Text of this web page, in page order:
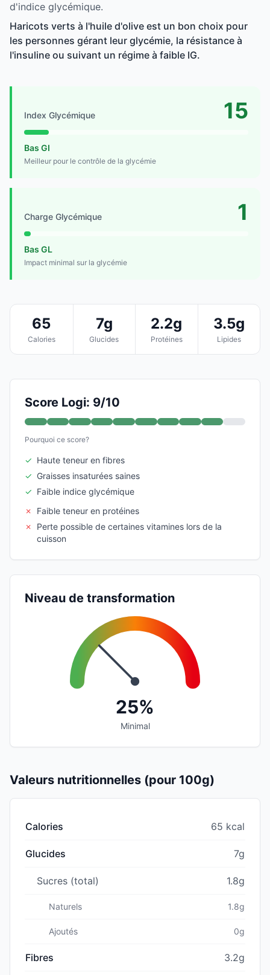
d'indice glycémique.
Haricots verts à l'huile d'olive est un bon choix pour
les personnes gérant leur glycémie, la résistance à
l'insuline ou suivant un régime à faible IG.
Index Glycémique 15
Bas GI
Meilleur pour le contrôle de la glycémie
Charge Glycémique 1
Bas GL
Impact minimal sur la glycémie
65
Calories
7g
Glucides
2.2g
Protéines
3.5g
Lipides
Score Logi: 9/10
Pourquoi ce score?
✓ Haute teneur en fibres
✓ Graisses insaturées saines
✓ Faible indice glycémique
✗
Faible teneur en protéines
✗
Perte possible de certaines vitamines lors de la
cuisson
Niveau de transformation
25%
Minimal
Valeurs nutritionnelles (pour 100g)
Calories 65 kcal
Glucides 7g
Sucres (total) 1.8g
Naturels 1.8g
Ajoutés 0g
Fibres 3.2g